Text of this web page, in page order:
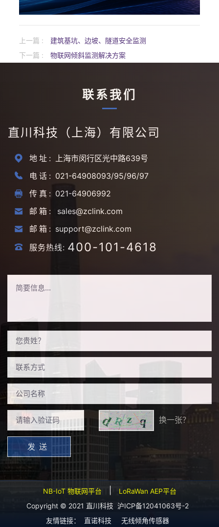
上一篇 :
建筑基坑、边坡、隧道安全监测
下一篇 :
物联网倾斜监测解决方案
联系我们
直川科技（上海）有限公司
地址:
上海市闵行区光中路639号
电话: 021-64908093/95/96/97
传真: 021-64906992
邮箱: sales@zclink.com
邮箱: support@zclink.com
服务热线: 400-101-4618
换一张？
NB-IoT 物联网平台
LoRaWan AEP平台
Copyright © 2021 直川科技 沪ICP备12041063号-2
友情链接：
直诺科技 无线倾角传感器